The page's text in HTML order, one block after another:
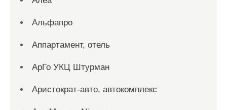
Альфапро
Аппартамент, отель
АрГо УКЦ Штурман
Аристократ-авто, автокомплекс